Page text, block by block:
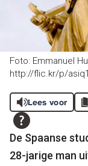
Foto: Emmanuel
http://flic.kr/p/
Lees voor
De Spaanse
28-jarige man